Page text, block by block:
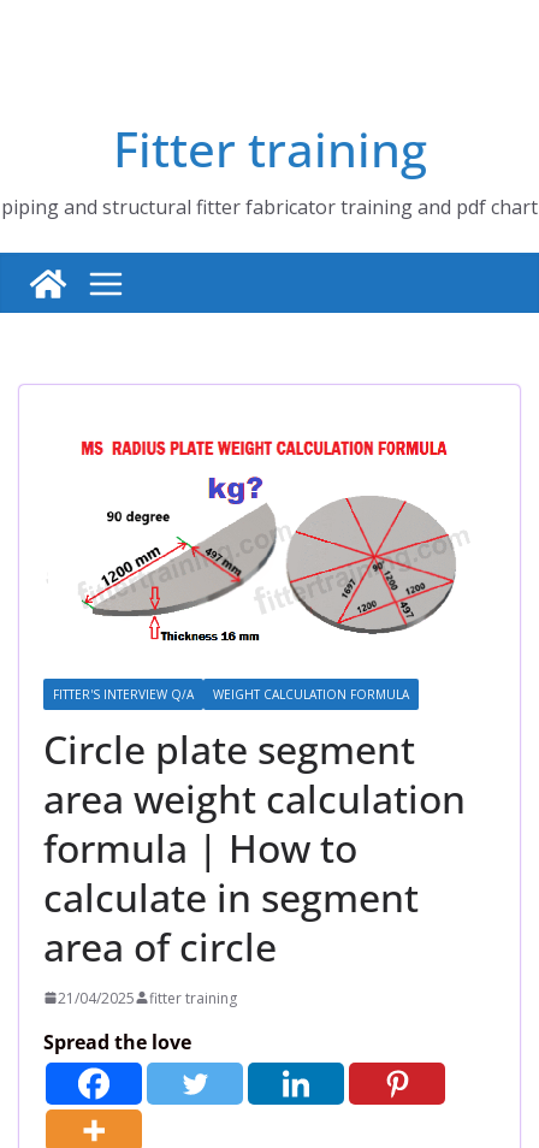
Fitter training
piping and structural fitter fabricator training and pdf chart
FITTER'S INTERVIEW Q/A WEIGHT CALCULATION FORMULA
Circle plate segment
area weight calculation
formula | How to
calculate in segment
area of circle
21/04/2025 fitter training
Spread the love